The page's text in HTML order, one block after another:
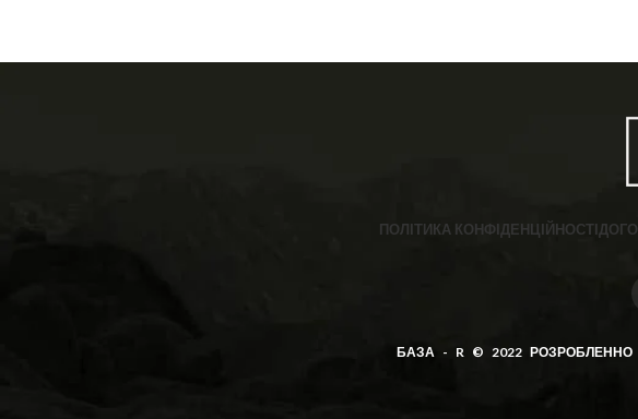
ПОЛІТИКА КОНФІДЕНЦІЙНОСТІ
БАЗА - R © 2022 РОЗРОБЛЕННО